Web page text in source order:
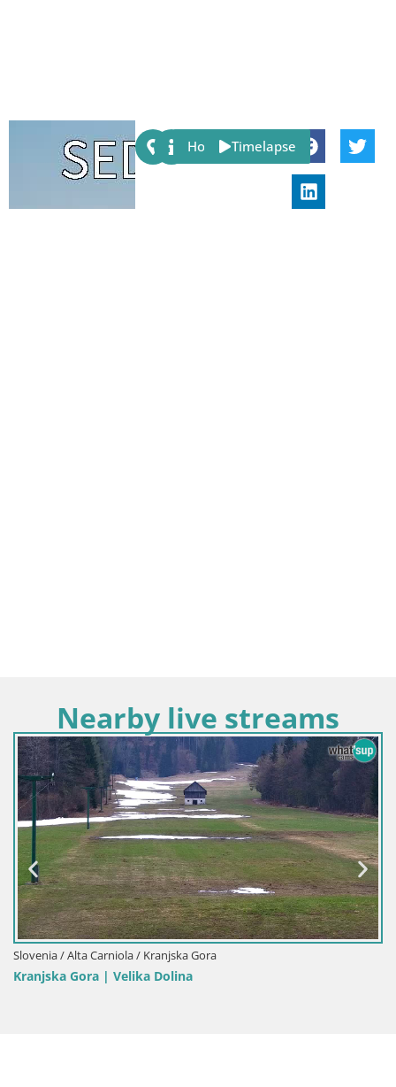
Share:
Host Timelapse
Nearby live streams
Slovenia / Alta Carniola / Gorenja Vas
Webcam Slajka | Gorenja vas | Slovenia